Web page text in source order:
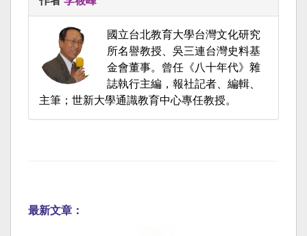
國立台北教育大學台灣文化研究
所名譽教授、吳三連台灣史料基
金會董事。曾任《八十年代》雜
誌執行主編，報社記者、編輯、
主筆；世新大學通識教育中心專任教授。
最新文章：